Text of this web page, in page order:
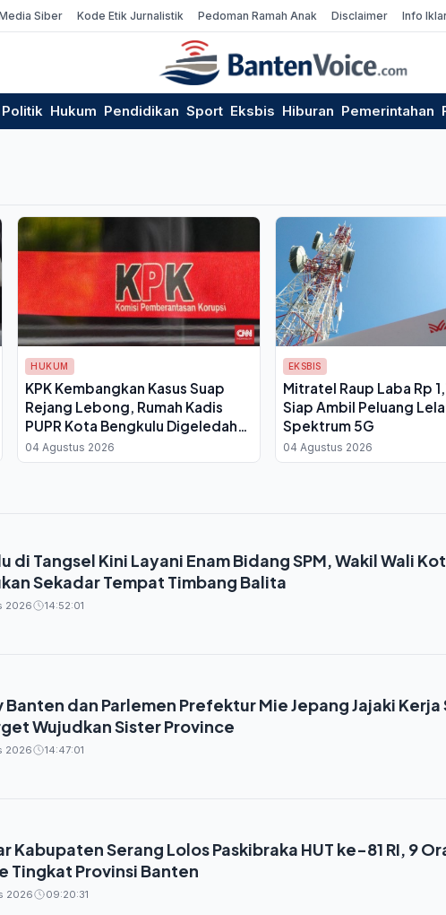
Siber Kode Etik Jurnalistik Pedoman Ramah Anak Disclaimer Info
Politik Hukum Pendidikan Sport Eksbis Hiburan Pemerintahan
HUKUM
KPK Kembangkan Kasus Suap
Rejang Lebong, Rumah Kadis
PUPR Kota Bengkulu Digeledah
dan Disita Rp 4 Miliar
04 Agustus 2026
EKSBIS
Mitratel Raup Laba Rp
Siap Ambil Peluang
Spektrum 5G
04 Agustus 2026
di Tangsel Kini Layani Enam Bidang SPM, Wakil Wali
Sekadar Tempat Timbang Balita
2026 14:52:01
Banten dan Parlemen Prefektur Mie Jepang Jajaki Kerja
Wujudkan Sister Province
2026 14:47:01
Kabupaten Serang Lolos Paskibraka HUT ke-81 RI, 9
Tingkat Provinsi Banten
2026 09:20:31